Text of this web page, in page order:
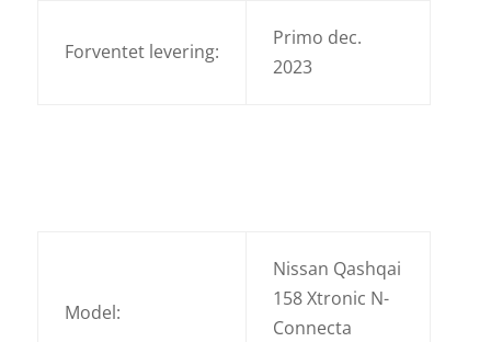
Forventet levering:
Primo dec.
2023
Model:
Nissan Qashqai
158 Xtronic N-
Connecta